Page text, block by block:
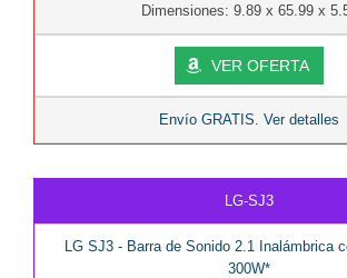
Dimensiones: 9.89 x 65.99 x
VER OFERTA
Envío GRATIS. Ver detalles
LG-SJ3
LG SJ3 - Barra de Sonido 2.1 Inalámbrica
300W*